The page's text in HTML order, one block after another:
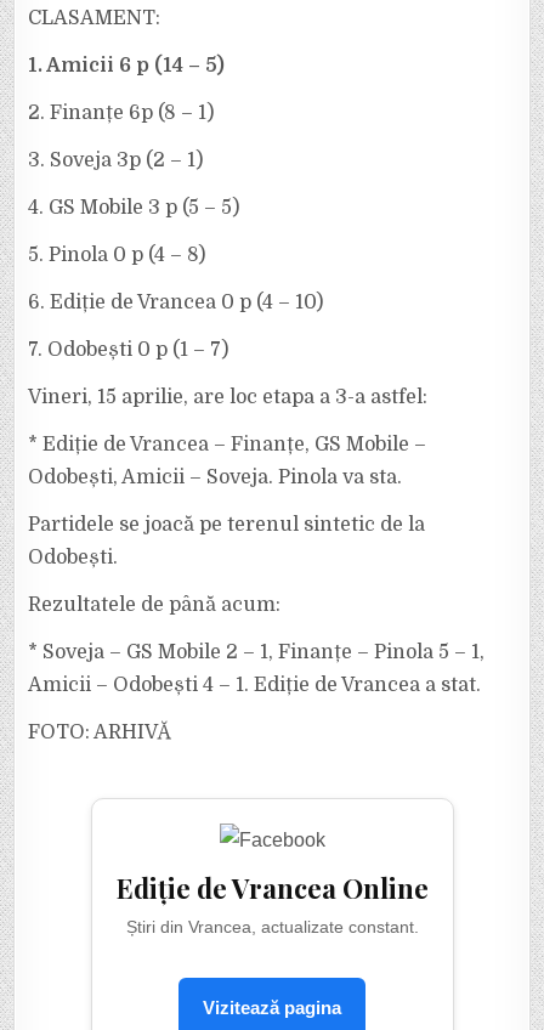
CLASAMENT:
1. Amicii 6 p (14 – 5)
2. Finanțe 6p (8 – 1)
3. Soveja 3p (2 – 1)
4. GS Mobile 3 p (5 – 5)
5. Pinola 0 p (4 – 8)
6. Ediție de Vrancea 0 p (4 – 10)
7. Odobești 0 p (1 – 7)
Vineri, 15 aprilie, are loc etapa a 3-a astfel:
* Ediție de Vrancea – Finanțe, GS Mobile –
Odobești, Amicii – Soveja. Pinola va sta.
Partidele se joacă pe terenul sintetic de la
Odobești.
Rezultatele de până acum:
* Soveja – GS Mobile 2 – 1, Finanțe – Pinola 5 – 1,
Amicii – Odobești 4 – 1. Ediție de Vrancea a stat.
FOTO: ARHIVĂ
Ediție de Vrancea Online
Știri din Vrancea, actualizate constant.
Vizitează pagina